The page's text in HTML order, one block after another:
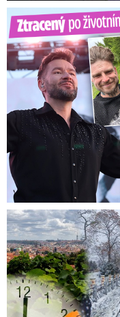
Ztracený po životním